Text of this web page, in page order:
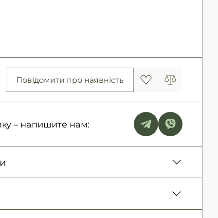
Повідомити про наявність
– напишите нам:
Наложенный платеж только для заказов